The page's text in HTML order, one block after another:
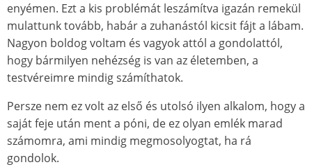
enyémen. Ezt a kis problémát leszámítva igazán remekül
mulattunk tovább, habár a zuhanástól kicsit fájt a lábam.
Nagyon boldog voltam és vagyok attól a gondolattól,
hogy bármilyen nehézség is van az életemben, a
testvéreimre mindig számíthatok.
Persze nem ez volt az első és utolsó ilyen alkalom, hogy a
saját feje után ment a póni, de ez olyan emlék marad
számomra, ami mindig megmosolyogtat, ha rá
gondolok.